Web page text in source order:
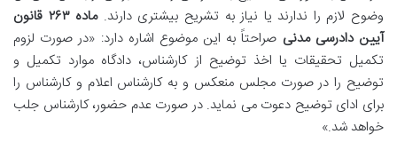
وضوح لازم را ندارند یا نیاز به تشریح بیشتری دارند.
ماده ۲۶۳ قانون
آیین دادرسی مدنی صراحتاً به این موضوع اشاره دارد: «در صورت لزوم
تکمیل تحقیقات یا اخذ توضیح از کارشناس، دادگاه موارد تکمیل و
توضیح را در صورت مجلس منعکس و به کارشناس اعلام و کارشناس را
برای ادای توضیح دعوت می نماید. در صورت عدم حضور، کارشناس جلب
خواهد شد.»